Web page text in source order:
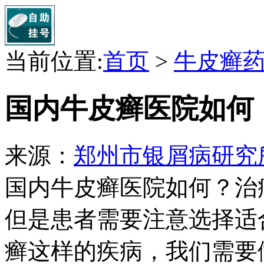
当前位置:首页 > 牛皮癣
国内牛皮癣医院如何
来源： 郑州市银屑病研究
国内牛皮癣医院如何？
但是患者需要注意选择
癣这样的疾病，我们需